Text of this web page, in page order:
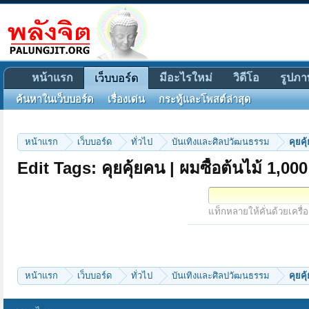
หน้าแรก เว็บบอร์ด ทั่วไป บันเทิงและศิลปวัฒนธรรม คุยคุ้
Edit Tags: คุยคุ้ยคน | ผมซื้อต้นไม้
แท็กหลายให้คั่นด้วยเครื่
หน้าแรก เว็บบอร์ด ทั่วไป บันเทิงและศิลปวัฒนธรรม คุยคุ้
หน้าแรก เว็บบอร์ด
ค้นหาในเว็บบอร์ด เรื่องเด่น กระทู้และโพสต์ล่าสุด
มีอะไรใหม่ วิดีโอ รูปภ